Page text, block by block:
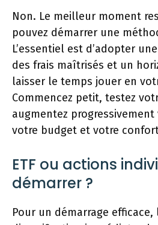
Non. Le meilleur moment
pouvez démarrer une
L’essentiel est d’adopter
des frais maîtrisés et un
laisser le temps jouer en
Commencez petit, testez
augmentez
votre budget et votre
ETF ou actions
démarrer ?
Pour un démarrage efficace,